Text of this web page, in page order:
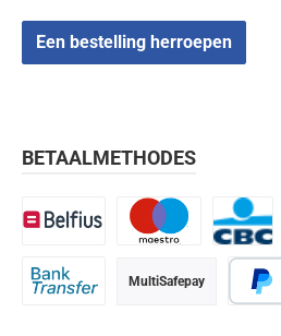
Een bestelling herroepen
BETAALMETHODES
MultiSafepay
CBC